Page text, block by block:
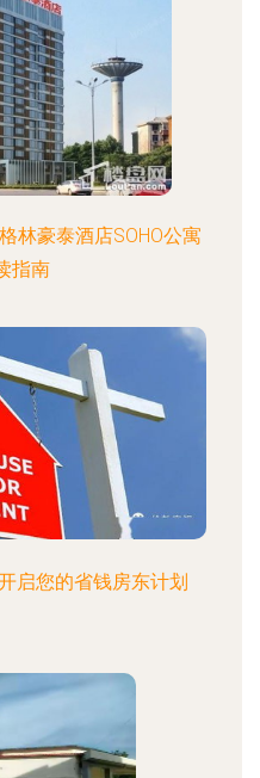
林豪泰酒店SOHO公寓
指南
启您的省钱房东计划